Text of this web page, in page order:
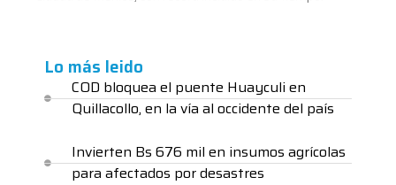
Lo más leido
COD bloquea el puente Huayculi en
Quillacollo, en la vía al occidente del país
Invierten Bs 676 mil en insumos agrícolas
para afectados por desastres